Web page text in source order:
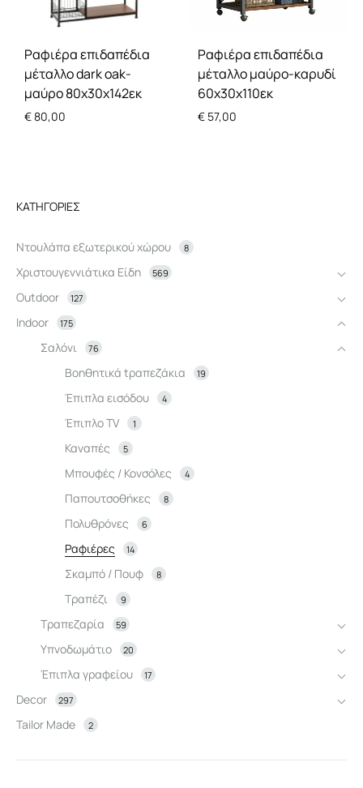
Ραφιέρα επιδαπέδια
μέταλλο dark oak-
μαύρο 80x30x142εκ
€80,00
Ραφιέρα επιδαπέδια
μέταλλο μαύρο-καρυδί
60x30x110εκ
€ 57,00
ΚΑΤΗΓΟΡΊΕΣ
Ντουλάπα εξωτερικού χώρου 8
Χριστουγεννιάτικα Είδη 569
Outdoor 127
Indoor 175
Σαλόνι 76
Βοηθητικά tραπεζάκια 19
Έπιπλα εισόδου 4
Έπιπλο TV 1
Καναπές 5
Μπουφές / Κονσόλες 4
Παπουτσοθήκες 8
Πολυθρόνες 6
Ραφιέρες 14
Σκαμπό / Πουφ 8
Τραπέζι 9
Τραπεζαρία 59
Υπνοδωμάτιο 20
Έπιπλα γραφείου 17
Decor 297
Tailor Made 2